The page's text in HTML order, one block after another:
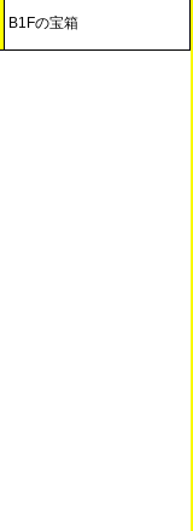
B1Fの宝箱